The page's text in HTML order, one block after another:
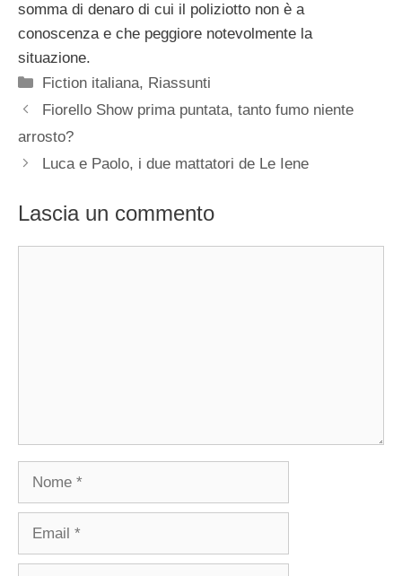
somma di denaro di cui il poliziotto non è a
conoscenza e che peggiore notevolmente la
situazione.
Categorie
Fiction italiana, Riassunti
Fiorello Show prima puntata, tanto fumo niente
arrosto?
Luca e Paolo, i due mattatori de Le Iene
Lascia un commento